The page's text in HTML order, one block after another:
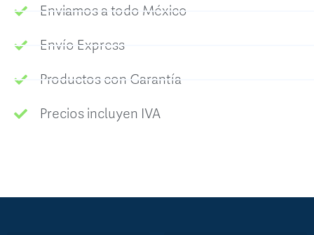
Enviamos a todo México
Envío Express
Productos con Garantía
Precios incluyen IVA